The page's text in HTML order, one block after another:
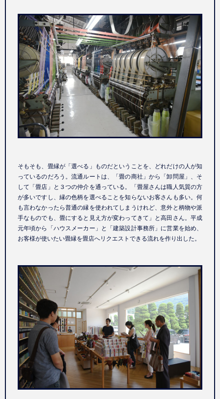
そもそも、畳縁が「選べる」ものだということを、どれだけの人が知
っているのだろう。流通ルートは、「畳の商社」から「卸問屋」、そ
して「畳店」と３つの仲介を通っている。「畳屋さんは職人気質の方
が多いですし、縁の色柄を選べることを知らないお客さんも多い。何
も言わなかったら普通の縁を使われてしまうけれど、意外と柄物や派
手なものでも、畳にすると見え方が変わってきて」と高田さん。平成
元年頃から「ハウスメーカー」と「建築設計事務所」に営業を始め、
お客様が使いたい畳縁を畳店へリクエストできる流れを作り出した。